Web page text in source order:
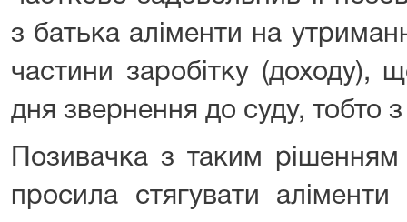
з батька аліменти на
частини заробітку (доходу),
дня звернення до суду, тобто
Позивачка з таким
просила стягувати